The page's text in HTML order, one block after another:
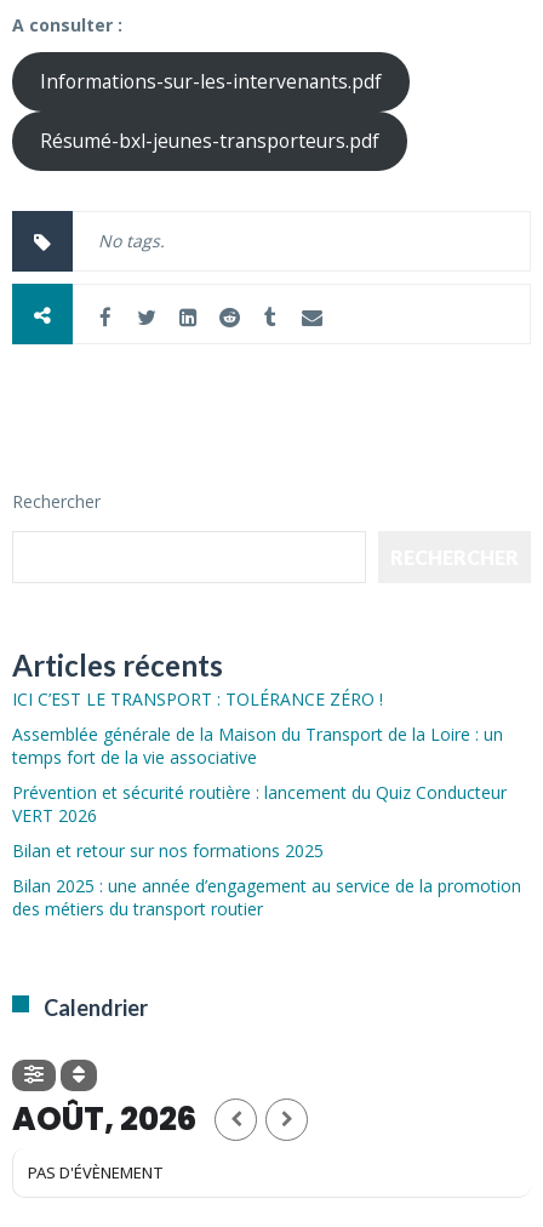
A consulter :
Informations-sur-les-intervenants.pdf
Résumé-bxl-jeunes-transporteurs.pdf
No tags.
Rechercher
Articles récents
ICI C’EST LE TRANSPORT : TOLÉRANCE ZÉRO !
Assemblée générale de la Maison du Transport de la Loire : un
temps fort de la vie associative
Prévention et sécurité routière : lancement du Quiz Conducteur
VERT 2026
Bilan et retour sur nos formations 2025
Bilan 2025 : une année d’engagement au service de la promotion
des métiers du transport routier
Calendrier
AOÛT, 2026
PAS D'ÉVÈNEMENT